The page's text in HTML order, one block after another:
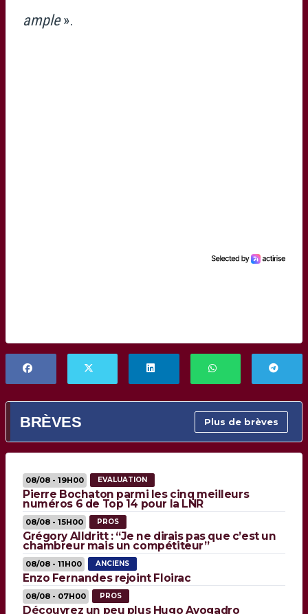
ample».
BRÈVES Plus de brèves
08/08 - 19H00 EVALUATION
Pierre Bochaton parmi les cinq meilleurs
numéros 6 de Top 14 pour la LNR
08/08 - 15H00 PROS
Grégory Alldritt : “Je ne dirais pas que c’est un
chambreur mais un compétiteur”
08/08 - 11H00 ANCIENS
Enzo Fernandes rejoint Floirac
08/08 - 07H00 PROS
Découvrez un peu plus Hugo Avogadro